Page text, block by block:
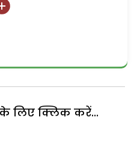
लिए क्लिक करें...